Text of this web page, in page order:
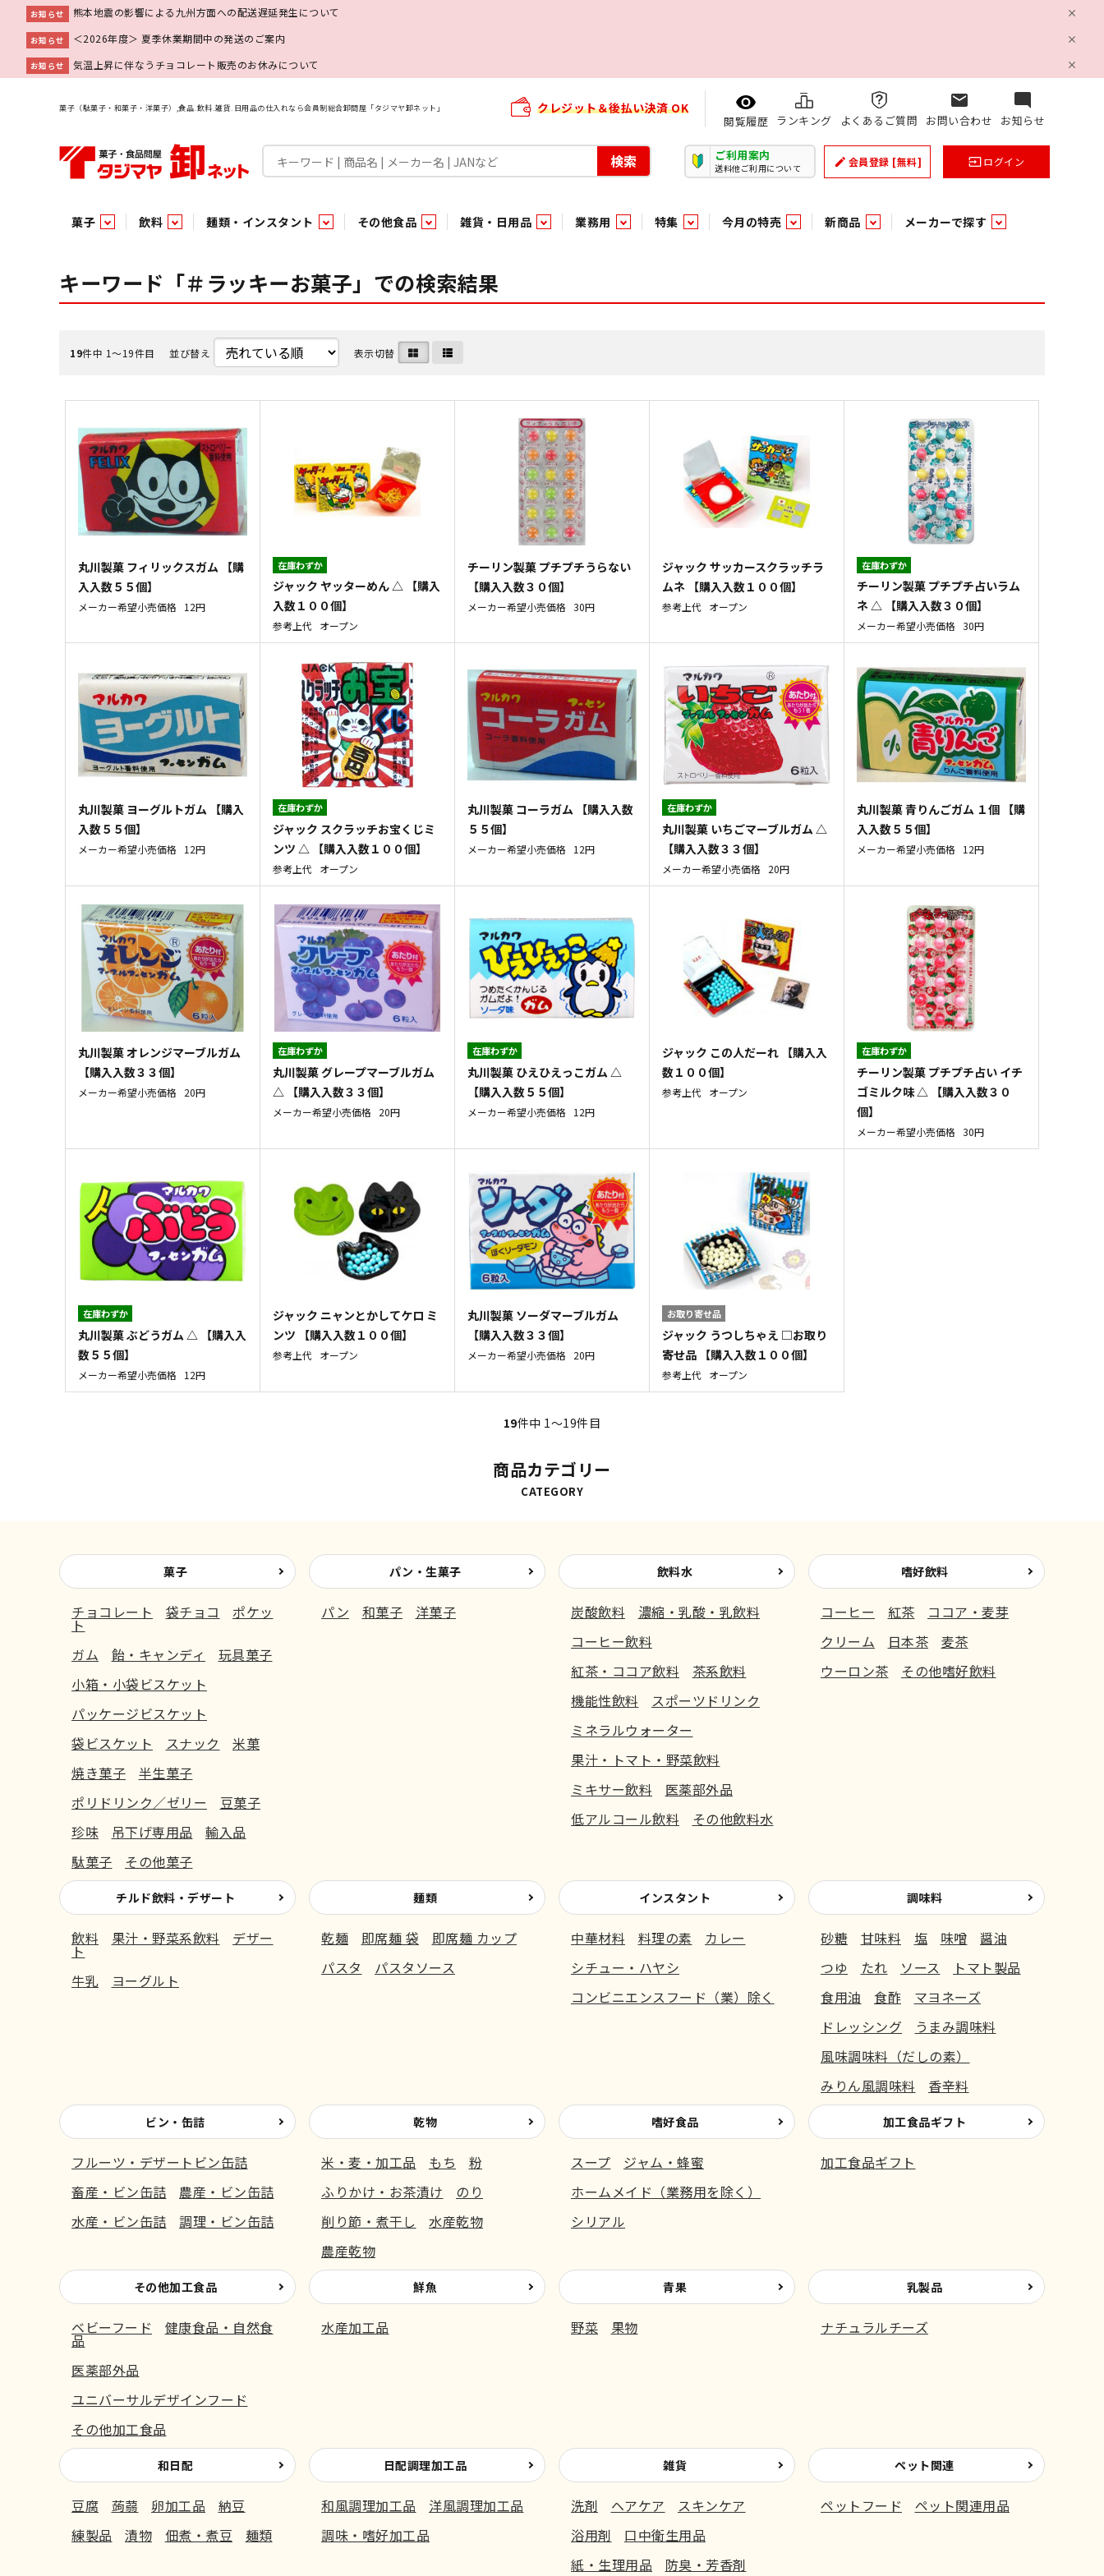
お知らせ 熊本地震の影響による九州方面への配送遅延発生について
お知らせ ＜2026年度＞ 夏季休業期間中の発送のご案内
お知らせ 気温上昇に伴なうチョコレート販売のお休みについて
菓子（駄菓子・和菓子・洋菓子）,食品.飲料.雑貨.日用品の仕入れなら会員制総合卸問屋「タジマヤ卸ネット」 クレジット＆後払い決済 OK
閲覧履歴 ランキング よくあるご質問
mail
お問い合わせ
mode_comment
お知らせ
検索 ご利用案内
送料他ご利用について create 会員登録 [無料] inputログイン
菓子
チョコレート 袋チョコ ポケット ガム 飴・キャンディ 玩具菓子 小箱・小袋ビスケット パッケージビスケット 袋ビスケット スナック
米菓
ポリドリンク／ゼリー
飲料
炭酸飲料 濃縮・乳酸・乳飲料 コーヒー飲料 紅茶・ココア飲料 茶系飲料 機能性飲料 スポーツドリンク ミネラルウォーター
果汁・トマト・野菜飲料
医薬部外品 低アルコール飲料
麺類・インスタント
乾麺 即席麺 袋 即席麺 カップ パスタ パスタソース
その他食品
砂糖 甘味料 塩 味噌 醤油 つゆ たれ ソース トマト製品 食用油 食酢 マヨネーズ ドレッシング うまみ調味料
風味調味料（だしの素）
雑貨・日用品
洗剤 ヘアケア スキンケア 浴用剤 口中衛生用品 紙・生理用品 防臭・芳香剤 殺虫・防虫剤 化粧品 雑貨季節品 ベビー用品
洗面浴室用品
小物家具 傘・袋物
雑貨ギフト
その他雑貨
すべての雑貨
業務用
めん類・缶詰・びん詰・惣菜・乾物・その他（業務用） 和風調味料・洋風調味料・合せ調味料・香辛料・カレー類・エバラ６０５ 業務用雑貨
特集
駄菓子特集 切って使える！つり下げ４連・5連菓子 エナジードリンク特集 東京のご当地お菓子 お酒に合う！おつまみ菓子・珍味
乾燥期の必需品！のど飴特集
当たり・占い付きのラッキーお菓子
タジマヤ オリジナル商品（PB）
今月の特売
調味料 インスタント ビン・缶詰 麺類 乾物 嗜好食品 嗜好飲料 飲料水 菓子 加工食品ギフト その他加工食品 パン・生菓子 みりん
鮮魚
雑貨 業務用非食品 業務用
新商品
調味料 インスタント ビン・缶詰 麺類 乾物 嗜好食品 嗜好飲料 飲料水 菓子 加工食品ギフト その他加工食品 パン・生菓子 みりん
鮮魚
雑貨 業務用非食品 業務用
メーカーで探す
あ い う え お
キーワード「＃ラッキーお菓子」での検索結果
19件中 1〜19件目 並び替え 表示切替
丸川製菓 フィリックスガム 【購
入入数５５個】
メーカー希望小売価格 12円
在庫わずか
ジャック ヤッターめん △ 【購入
入数１００個】
参考上代 オープン
チーリン製菓 プチプチうらない
【購入入数３０個】
メーカー希望小売価格 30円
ジャック サッカースクラッチラ
ムネ 【購入入数１００個】
参考上代 オープン
在庫わずか
チーリン製菓 プチプチ占いラム
ネ △ 【購入入数３０個】
メーカー希望小売価格 30円
丸川製菓 ヨーグルトガム 【購入
入数５５個】
メーカー希望小売価格 12円
在庫わずか
ジャック スクラッチお宝くじミ
ンツ △ 【購入入数１００個】
参考上代 オープン
丸川製菓 コーラガム 【購入入数
５５個】
メーカー希望小売価格 12円
在庫わずか
丸川製菓 いちごマーブルガム △
【購入入数３３個】
メーカー希望小売価格 20円
丸川製菓 青りんごガム １個 【購
入入数５５個】
メーカー希望小売価格 12円
丸川製菓 オレンジマーブルガム
【購入入数３３個】
メーカー希望小売価格 20円
在庫わずか
丸川製菓 グレープマーブルガム
△ 【購入入数３３個】
メーカー希望小売価格 20円
在庫わずか
丸川製菓 ひえひえっこガム △
【購入入数５５個】
メーカー希望小売価格 12円
ジャック この人だーれ 【購入入
数１００個】
参考上代 オープン
在庫わずか
チーリン製菓 プチプチ占い イチ
ゴミルク味 △ 【購入入数３０
個】
メーカー希望小売価格 30円
在庫わずか
丸川製菓 ぶどうガム △ 【購入入
数５５個】
メーカー希望小売価格 12円
ジャック ニャンとかしてケロ ミ
ンツ 【購入入数１００個】
参考上代 オープン
丸川製菓 ソーダマーブルガム
【購入入数３３個】
メーカー希望小売価格 20円
お取り寄せ品
ジャック うつしちゃえ □お取り
寄せ品 【購入入数１００個】
参考上代 オープン
19件中 1〜19件目
商品カテゴリー
CATEGORY
菓子
チョコレート 袋チョコ ポケッ
ト
ガム
飴・キャンディ
玩具菓子
小箱・小袋ビスケット
パッケージビスケット
袋ビスケット
スナック
米菓
焼き菓子
半生菓子
ポリドリンク／ゼリー
豆菓子
珍味
吊下げ専用品
輸入品
駄菓子
その他菓子
パン・生菓子
パン 和菓子 洋菓子
飲料水
炭酸飲料
濃縮・乳酸・乳飲料
コーヒー飲料
紅茶・ココア飲料
茶系飲料
機能性飲料
スポーツドリンク
ミネラルウォーター
果汁・トマト・野菜飲料
ミキサー飲料
医薬部外品
低アルコール飲料
その他飲料水
嗜好飲料
コーヒー 紅茶
ココア・麦芽
クリーム
日本茶
麦茶
ウーロン茶
その他嗜好飲料
チルド飲料・デザート
飲料 果汁・野菜系飲料 デザー
ト
牛乳
ヨーグルト
麺類
乾麺 即席麺 袋
即席麺 カップ
パスタ
パスタソース
インスタント
中華材料 料理の素
カレー
シチュー・ハヤシ
コンビニエンスフード（業）除く
調味料
砂糖 甘味料 塩 味噌
醤油
つゆ
たれ ソース
トマト製品
食用油
食酢
マヨネーズ
ドレッシング
うまみ調味料
風味調味料（だしの素）
みりん風調味料
香辛料
ビン・缶詰
フルーツ・デザートビン缶詰
畜産・ビン缶詰
農産・ビン缶詰
水産・ビン缶詰
調理・ビン缶詰
乾物
米・麦・加工品 もち
粉
ふりかけ・お茶漬け
のり
削り節・煮干し
水産乾物
農産乾物
嗜好食品
スープ
ジャム・蜂蜜
ホームメイド（業務用を除く）
シリアル
加工食品ギフト
加工食品ギフト
その他加工食品
ベビーフード 健康食品・自然食
品
医薬部外品
ユニバーサルデザインフード
その他加工食品
鮮魚
水産加工品
青果
野菜 果物
乳製品
ナチュラルチーズ
和日配
豆腐 蒟蒻 卵加工品
納豆
練製品
漬物 佃煮・煮豆 麺類
日配調理加工品
和風調理加工品
洋風調理加工品
調味・嗜好加工品
雑貨
洗剤 ヘアケア
スキンケア
浴用剤
口中衛生用品
紙・生理用品
防臭・芳香剤
ペット関連
ペットフード ペット関連用品